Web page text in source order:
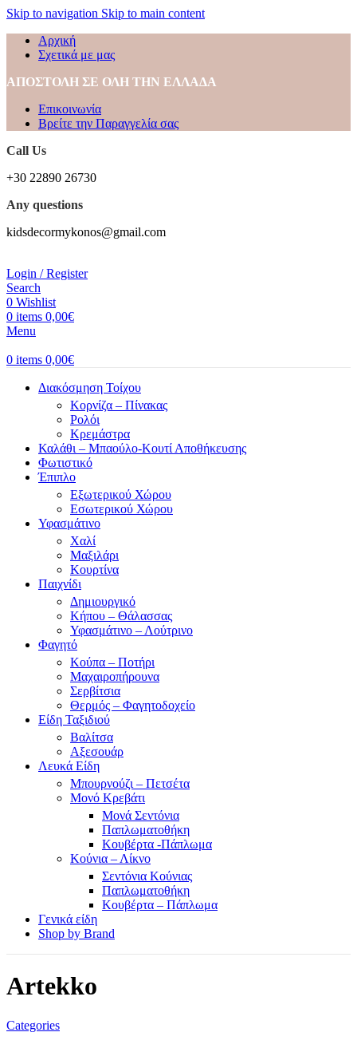
Skip to navigation Skip to main content
Αρχική
Σχετικά με μας
ΑΠΟΣΤΟΛΗ ΣΕ ΟΛΗ ΤΗΝ ΕΛΛΑΔΑ
Επικοινωνία
Βρείτε την Παραγγελία σας
Call Us
+30 22890 26730
Any questions
kidsdecormykonos@gmail.com
Login / Register
Search
0 Wishlist
0 items 0,00€
Menu
0 items 0,00€
Διακόσμηση Τοίχου
Κορνίζα – Πίνακας
Ρολόι
Κρεμάστρα
Καλάθι – Μπαούλο-Κουτί Αποθήκευσης
Φωτιστικό
Έπιπλο
Εξωτερικού Χώρου
Εσωτερικού Χώρου
Υφασμάτινο
Χαλί
Μαξιλάρι
Κουρτίνα
Παιχνίδι
Δημιουργικό
Κήπου – Θάλασσας
Υφασμάτινο – Λούτρινο
Φαγητό
Κούπα – Ποτήρι
Μαχαιροπήρουνα
Σερβίτσια
Θερμός – Φαγητοδοχείο
Είδη Ταξιδιού
Βαλίτσα
Αξεσουάρ
Λευκά Είδη
Μπουρνούζι – Πετσέτα
Μονό Κρεβάτι
Μονά Σεντόνια
Παπλωματοθήκη
Κουβέρτα -Πάπλωμα
Κούνια – Λίκνο
Σεντόνια Κούνιας
Παπλωματοθήκη
Κουβέρτα – Πάπλωμα
Γενικά είδη
Shop by Brand
Artekko
Categories